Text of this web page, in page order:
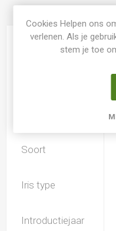
Kweker
Soort
Iris type
Introductiejaar
Cookies Helpen ons
verlenen. Als je
stem je toe